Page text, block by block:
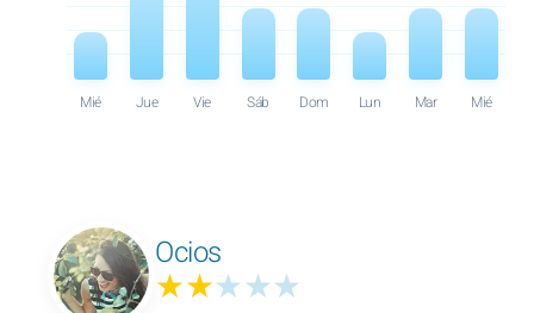
Mié Jue Vie Sáb Dom Lun Mar Mié
Ocios
★★★★★